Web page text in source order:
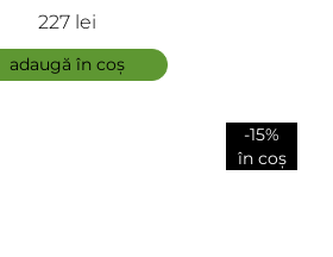
Hair Mask
227 lei
adaugă în coș
-15%
în coș